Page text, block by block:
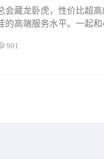
会藏龙卧虎，性价比超
的高端服务水平。一起
呢？口碑好推荐广州莱...
901